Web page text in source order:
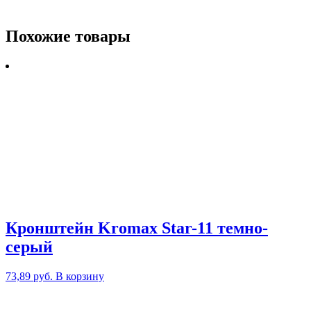
Похожие товары
Кронштейн Kromax Star-11 темно-
серый
73,89 руб. В корзину